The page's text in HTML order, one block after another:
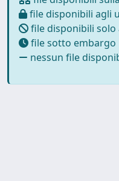
file disponibili agli
file disponibili
file sotto embargo
nessun file